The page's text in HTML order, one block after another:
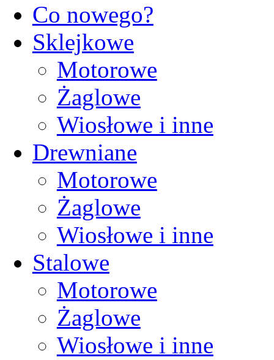
Co nowego?
Sklejkowe
Motorowe
Żaglowe
Wiosłowe i inne
Drewniane
Motorowe
Żaglowe
Wiosłowe i inne
Stalowe
Motorowe
Żaglowe
Wiosłowe i inne